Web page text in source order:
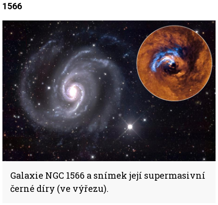
1566
Galaxie NGC 1566 a snímek její supermasivní
černé díry (ve výřezu).